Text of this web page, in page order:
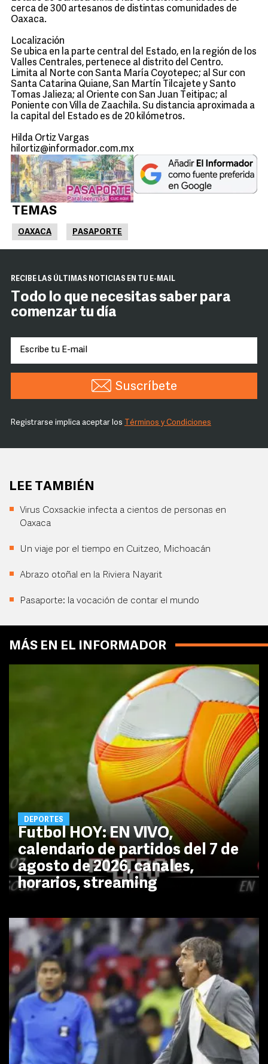
cerca de 300 artesanos de distintas comunidades de
Oaxaca.
Localización
Se ubica en la parte central del Estado, en la región de los
Valles Centrales, pertenece al distrito del Centro.
Limita al Norte con Santa María Coyotepec; al Sur con
Santa Catarina Quiane, San Martín Tilcajete y Santo
Tomas Jalieza; al Oriente con San Juan Teitipac; al
Poniente con Villa de Zaachila. Su distancia aproximada a
la capital del Estado es de 20 kilómetros.
Hilda Ortiz Vargas
hilortiz@informador.com.mx
TEMAS
OAXACA PASAPORTE
RECIBE LAS ÚLTIMAS NOTICIAS EN TU E-MAIL
Todo lo que necesitas saber para
comenzar tu día
Suscríbete
Registrarse implica aceptar los Términos y Condiciones
LEE TAMBIÉN
Virus Coxsackie infecta a cientos de personas en
Oaxaca
Un viaje por el tiempo en Cuitzeo, Michoacán
Abrazo otoñal en la Riviera Nayarit
Pasaporte: la vocación de contar el mundo
MÁS EN EL INFORMADOR
DEPORTES
Futbol HOY: EN VIVO,
calendario de partidos del 7 de
agosto de 2026, canales,
horarios, streaming